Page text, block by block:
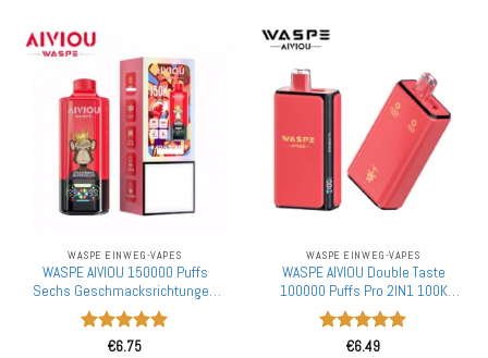
WASPE EINWEG-VAPES
WASPE AIVIOU 150000 Puffs
Sechs Geschmacksrichtungen
Großhandel Kauf Aufladbare
Einweg-Vapes Großhandel
Bewertet
€6.75
WASPE EINWEG-VAPES
WASPE AIVIOU Double Taste
100000 Puffs Pro 2IN1 100K
Einweg-Vapes Großhandel
Mengenrabatt Mesh Coil LED
Bildschirm
Bewertet
€6.49